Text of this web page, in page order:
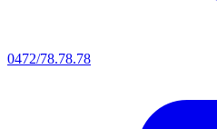
0472/78.78.78